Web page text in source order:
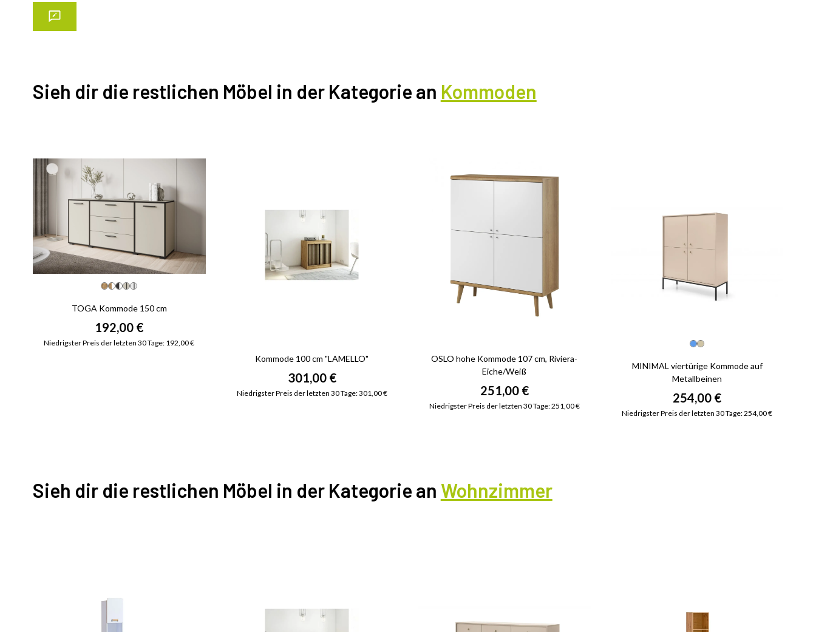
Sieh dir die restlichen Möbel in der Kategorie an Kommoden
TOGA Kommode 150 cm
192,00 €
Niedrigster Preis der letzten 30 Tage: 192,00 €
Kommode 100 cm "LAMELLO"
301,00 €
Niedrigster Preis der letzten 30 Tage: 301,00 €
OSLO hohe Kommode 107 cm, Riviera-
Eiche/Weiß
251,00 €
Niedrigster Preis der letzten 30 Tage: 251,00 €
MINIMAL viertürige Kommode auf
Metallbeinen
254,00 €
Niedrigster Preis der letzten 30 Tage: 254,00 €
Sieh dir die restlichen Möbel in der Kategorie an Wohnzimmer